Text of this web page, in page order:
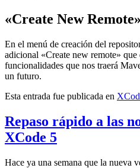
«Create New Remote»
En el menú de creación del
adicional «Create new remote» que
funcionalidades que nos traerá
un futuro.
Esta entrada fue publicada en
Repaso rápido a las
XCode 5
Hace ya una semana que la nueva